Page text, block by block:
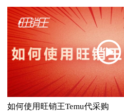
如何使用旺销王Temu代采购